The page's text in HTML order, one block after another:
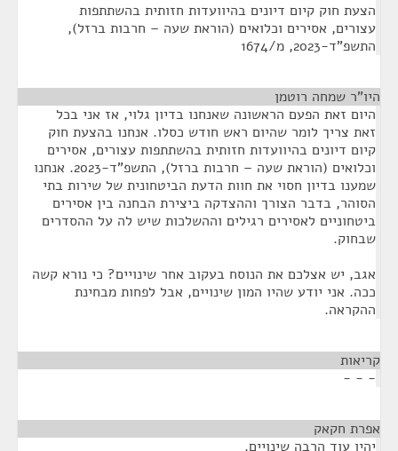
הצעת חוק קיום דיונים בהיוועדות חזותית בהשתתפות
עצורים, אסירים וכלואים (הוראת שעה – חרבות ברזל),
התשפ"ד-2023, מ/1674
היו"ר שמחה רוטמן
היום זאת הפעם הראשונה שאנחנו בדיון גלוי, אז אני בכל
זאת צריך לומר שהיום ראש חודש כסלו. אנחנו בהצעת חוק
קיום דיונים בהיוועדות חזותית בהשתתפות עצורים, אסירים
וכלואים (הוראת שעה – חרבות ברזל), התשפ"ד-2023. אנחנו
שמענו בדיון חסוי את חוות הדעת הביטחונית של שירות בתי
הסוהר, בדבר הצורך וההצדקה ביצירת הבחנה בין אסירים
ביטחוניים לאסירים רגילים וההשלכות שיש לה על ההסדרים
שבחוק.
אגב, יש אצלכם את הנוסח בעקוב אחר שינויים? כי נורא קשה
ככה. אני יודע שהיו המון שינויים, אבל לפחות מבחינת
ההקראה.
קריאות
- - -
אפרת חקאק
יהיו עוד הרבה שינויים.